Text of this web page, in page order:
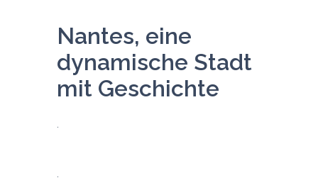
Nantes, eine
dynamische Stadt
mit Geschichte